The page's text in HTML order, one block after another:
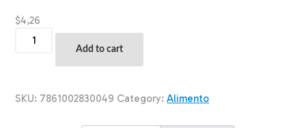
$4,26
Alimento
Para
Medianas
Add to cart
SKU: 7861002830049 Category:Alimento